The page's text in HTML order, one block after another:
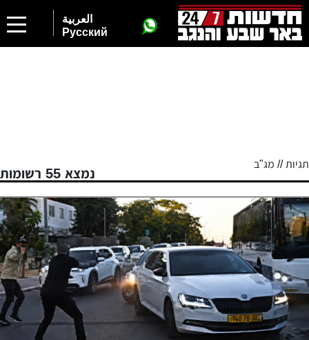
العربية
Русский
תגיות // מג"ב
נמצא 55 רשומות